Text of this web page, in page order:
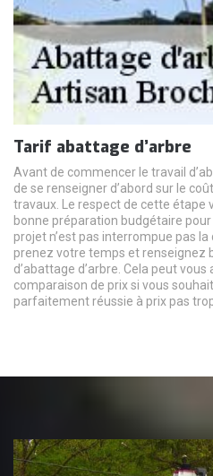
Tarif abattage d’arbre
Avant de commencer le travail
de se renseigner d’abord sur le
travaux. Le respect de cette étape
bonne préparation budgétaire
projet n’est pas interrompue pas
prenez votre temps et renseignez
d’abattage d’arbre. Cela peut
comparaison de prix si vous
parfaitement réussie à prix pas